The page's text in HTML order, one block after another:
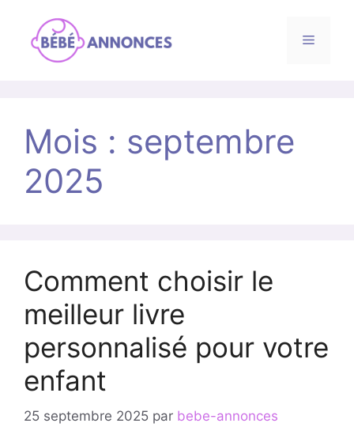
contenu
Menu
Mois : septembre
2025
Comment choisir le
meilleur livre
personnalisé pour votre
enfant
25 septembre 2025 par bebe-annonces